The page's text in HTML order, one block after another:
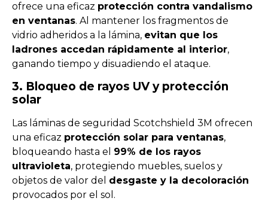
ofrece una eficaz protección contra vandalismo
en ventanas. Al mantener los fragmentos de
vidrio adheridos a la lámina, evitan que los
ladrones accedan rápidamente al interior,
ganando tiempo y disuadiendo el ataque.
3. Bloqueo de rayos UV y protección
solar
Las láminas de seguridad Scotchshield 3M ofrecen
una eficaz protección solar para ventanas,
bloqueando hasta el 99% de los rayos
ultravioleta, protegiendo muebles, suelos y
objetos de valor del desgaste y la decoloración
provocados por el sol.